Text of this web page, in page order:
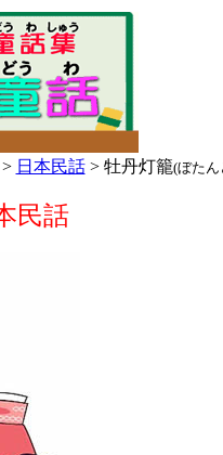
> 日本民話> 牡丹灯籠(ぼたん
民話